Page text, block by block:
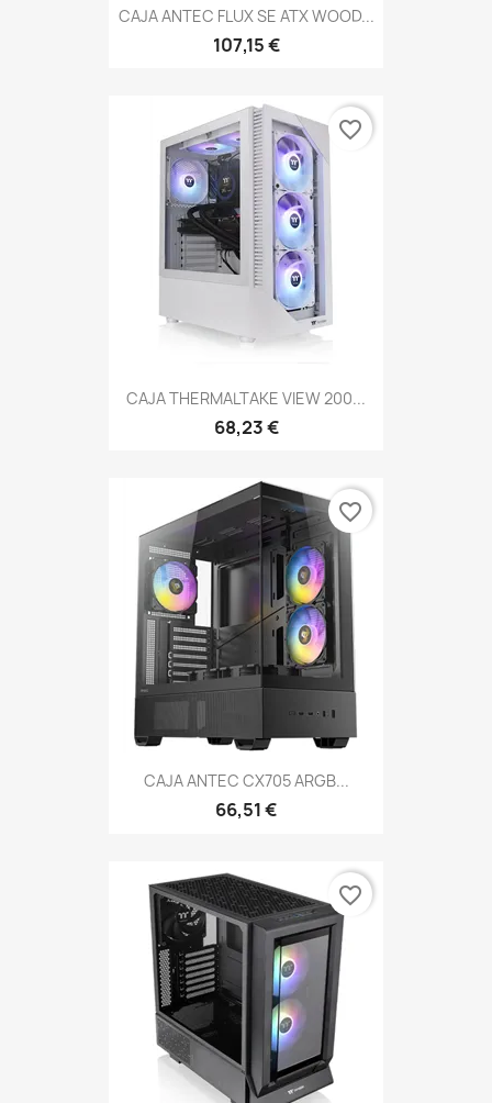
CAJA ANTEC FLUX SE ATX WOOD...
107,15 €
CAJA THERMALTAKE VIEW 200...
68,23 €
favorite_border
CAJA ANTEC CX705 ARGB...
66,51 €
favorite_border
favorite_border